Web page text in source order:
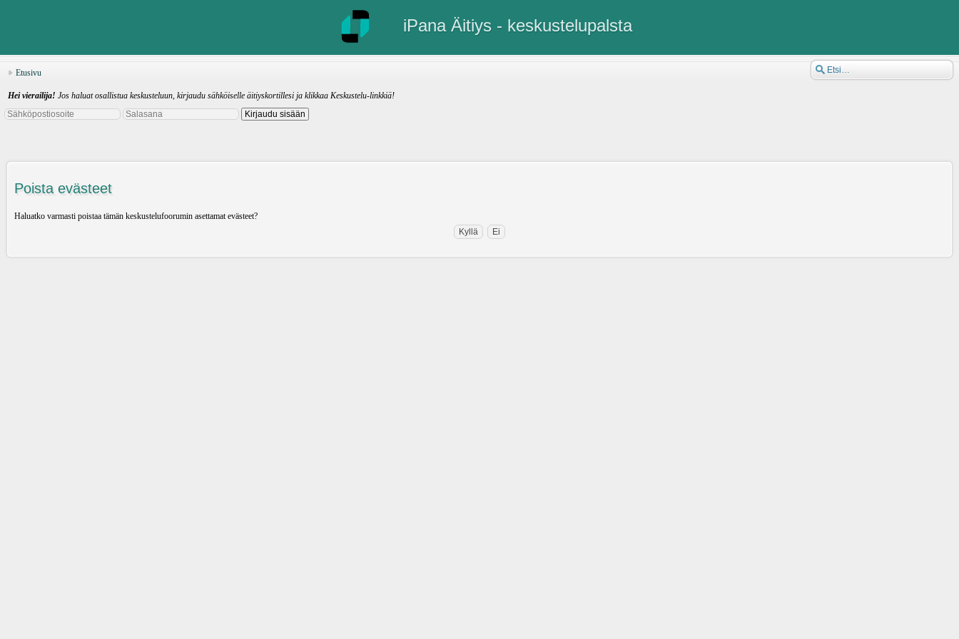
iPana Äitiys - keskustelupalsta
Etusivu
Hei vierailija! Jos haluat osallistua keskusteluun, kirjaudu sähköiselle äitiyskortillesi ja klikkaa Keskustelu-linkkiä!
Poista evästeet
Haluatko varmasti poistaa tämän keskustelufoorumin asettamat evästeet?